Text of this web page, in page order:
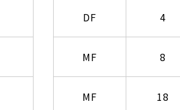
DF 4
MF 8
MF 18